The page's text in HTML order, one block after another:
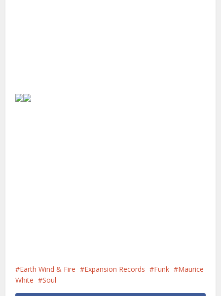
Earth Wind & Fire Expansion Records Funk
Maurice
White
Soul